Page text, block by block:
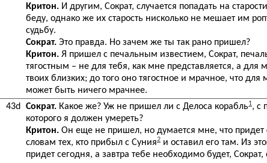
43d
Критон. И другим, Сократ, случается попадать на
беду, однако же их старость нисколько не мешает им
судьбу.
Сократ. Это правда. Но зачем же ты так рано пришел?
Критон. Я пришел с печальным известием, Сократ,
тягостным – не для тебя, как мне представляется, а для
твоих близких; до того оно тягостное и мрачное, что для
может быть ничего мрачнее.
Сократ. Какое же? Уж не пришел ли с Делоса корабль1, с
которого я должен умереть?
Критон. Он еще не пришел, но думается мне, что придет
словам тех, кто прибыл с Суния2 и оставил его там. Из
придет сегодня, а завтра тебе необходимо будет,